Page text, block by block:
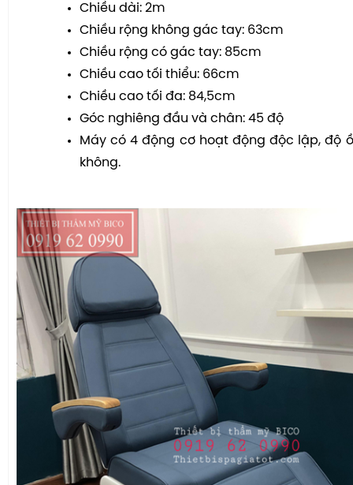
Chiều dài: 2m
Chiều rộng không gác tay: 63cm
Chiều rộng có gác tay: 85cm
Chiều cao tối thiểu: 66cm
Chiều cao tối đa: 84,5cm
Góc nghiêng đầu và chân: 45 độ
Máy có 4 động cơ hoạt động độc lập, độ
không.